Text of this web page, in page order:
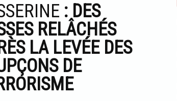
: DES
RELÂCHÉS
LA LEVÉE DES
DE